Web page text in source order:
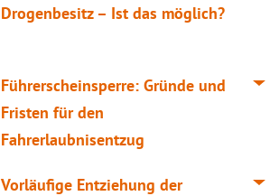
Drogenbesitz – Ist das möglich?
Führerscheinsperre: Gründe und
Fristen für den
Fahrerlaubnisentzug
Vorläufige Entziehung der